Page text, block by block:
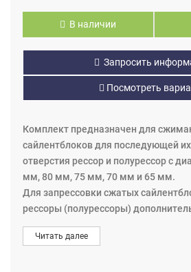
В наличии
Запросить
Посмотреть
Комплект предназначен для
сайлентблоков для последующей
отверстия рессор и полурессор с
мм, 80 мм, 75 мм, 70 мм и 65 мм.
Для запрессовки сжатых
рессоры (полурессоры)
комплект выпрессовщика EBH26
комплект гидроцилиндра 03-0028 на
Читать далее